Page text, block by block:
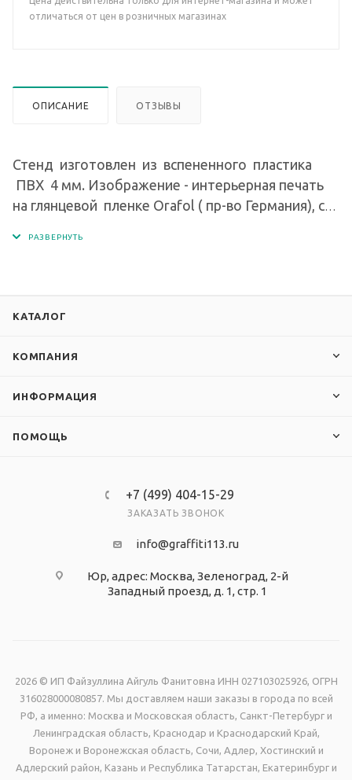
отличаться от цен в розничных магазинах
ОПИСАНИЕ ОТЗЫВЫ
Стенд изготовлен из вспененного пластика
ПВХ 4 мм. Изображение - интерьерная печать
на глянцевой пленке Orafol ( пр-во Германия), с
КАТАЛОГ
КОМПАНИЯ
ИНФОРМАЦИЯ
ПОМОЩЬ
+7 (499) 404-15-29
ЗАКАЗАТЬ ЗВОНОК
info@graffiti113.ru
Юр, адрес: Москва, Зеленоград, 2-й
Западный проезд, д. 1, стр. 1
2026 © ИП Файзуллина Айгуль Фанитовна ИНН 027103025926, ОГРН
316028000080857. Мы доставляем наши заказы в города по всей
РФ, а именно: Москва и Московская область, Санкт-Петербург и
Ленинградская область, Краснодар и Краснодарский Край,
Воронеж и Воронежская область, Сочи, Адлер, Хостинский и
Адлерский район, Казань и Республика Татарстан, Екатеринбург и